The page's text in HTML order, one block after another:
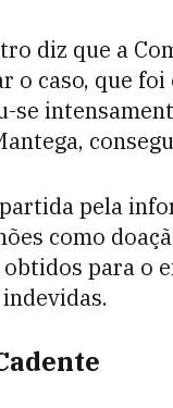
diz que a
o caso, que
se
pela
como
para o